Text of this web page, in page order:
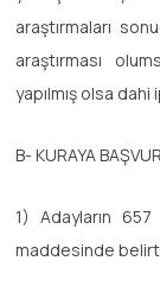
araştırmaları
araştırması
yapılmış olsa
B- KURAYA
1) Adayların
maddesinde